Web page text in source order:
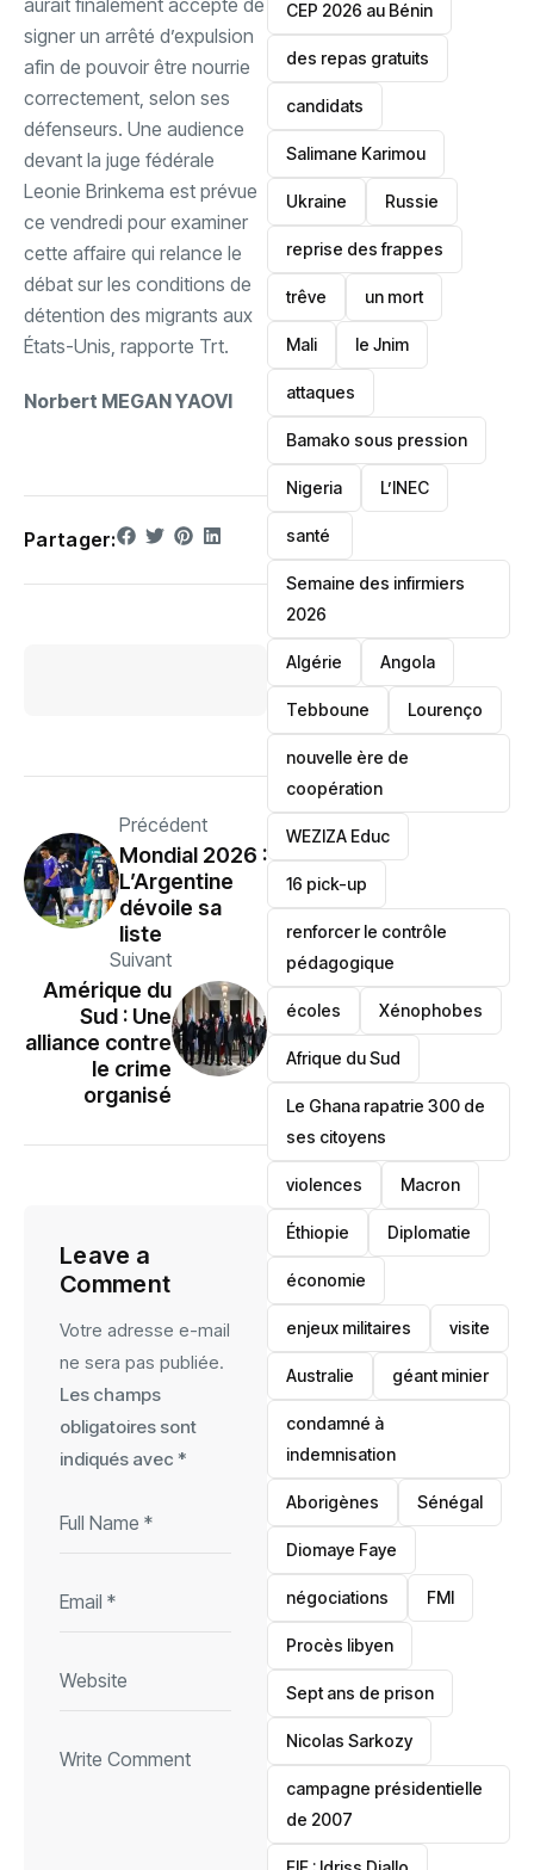
aurait finalement accepté de
signer un arrêté d’expulsion
afin de pouvoir être nourrie
correctement, selon ses
défenseurs. ‎Une audience
devant la juge fédérale
Leonie Brinkema est prévue
ce vendredi pour examiner
cette affaire qui relance le
débat sur les conditions de
détention des migrants aux
États-Unis, rapporte Trt.
Norbert MEGAN YAOVI
Partager:
Précédent
‎Mondial 2026 :
L’Argentine
dévoile sa
liste
Suivant
‎Amérique du
Sud : Une
alliance contre
le crime
organisé
Leave a
Comment
Votre adresse e-mail
ne sera pas publiée.
Les champs
obligatoires sont
indiqués avec *
‎CEP 2026 au Bénin
des repas gratuits
candidats
Salimane Karimou
Ukraine Russie
reprise des frappes
trêve un mort
Mali le Jnim
attaques
Bamako sous pression
‎Nigeria L’INEC
santé ‎
Semaine des infirmiers
2026
‎Algérie Angola
Tebboune Lourenço
nouvelle ère de
coopération
‎WEZIZA Educ
16 pick-up
renforcer le contrôle
pédagogique
écoles ‎Xénophobes
Afrique du Sud
Le Ghana rapatrie 300 de
ses citoyens
violences Macron
Éthiopie Diplomatie
économie
enjeux militaires visite
‎Australie géant minier
condamné à
indemnisation
Aborigènes Sénégal
Diomaye Faye
négociations FMI
Procès libyen
Sept ans de prison
Nicolas Sarkozy
campagne présidentielle
de 2007